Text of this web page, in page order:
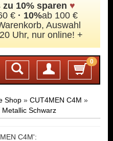
10% sparen ♥
€ · 10%ab 100 €
Auswahl
Uhr, nur online! +
0
Login
Shop » CUT4MEN C4M »
Schwarz
C4M':